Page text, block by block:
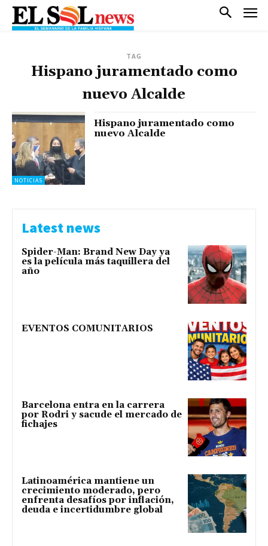
TAG
Hispano juramentado como
nuevo Alcalde
NOTICIAS
Hispano juramentado como
nuevo Alcalde
Latest news
Spider-Man: Brand New Day ya
es la película más taquillera del
año
EVENTOS COMUNITARIOS
Barcelona entra en la carrera
por Rodri y sacude el mercado de
fichajes
Latinoamérica mantiene un
crecimiento moderado, pero
enfrenta desafíos por inflación,
deuda e incertidumbre global